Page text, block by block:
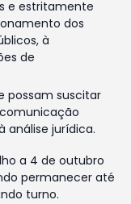
e estritamente
dos
à
de
possam suscitar
análise jurídica.
a 4 de outubro
permanecer até
turno.